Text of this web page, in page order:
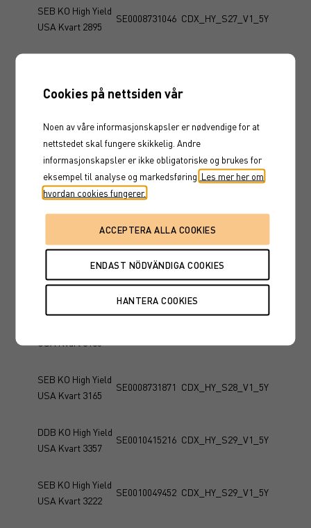
SEB KO High Yield
USA Kvart 2895
SE0008731046 CDX_HY_S27_V1_5Y
USA Kvart 2991
SE0009606544 CDX_HY_S27_V2_5Y
SEB KO High Yield
USA Kvart 2933
SE0008731210 CDX_HY_S27_V2_5Y
USA Kvart 3033
SE0008731517 CDX_HY_S28_V1_5Y
USA Kvart 3078
SE0008731640 CDX_HY_S28_V1_5Y
USA Kvart 3135
SEB KO High Yield
USA Kvart 3165
SE0008731871 CDX_HY_S28_V1_5Y
DDB KO High Yield
USA Kvart 3357
SE0010415216 CDX_HY_S29_V1_5Y
SEB KO High Yield
USA Kvart 3222
SE0010049452 CDX_HY_S29_V1_5Y
Cookies på nettsiden vår
Noen av våre informasjonskapsler er nødvendige for at
nettstedet skal fungere skikkelig. Andre
informasjonskapsler er ikke obligatoriske og brukes for
eksempel til analyse og markedsføring. Les mer her om
hvordan cookies fungerer.